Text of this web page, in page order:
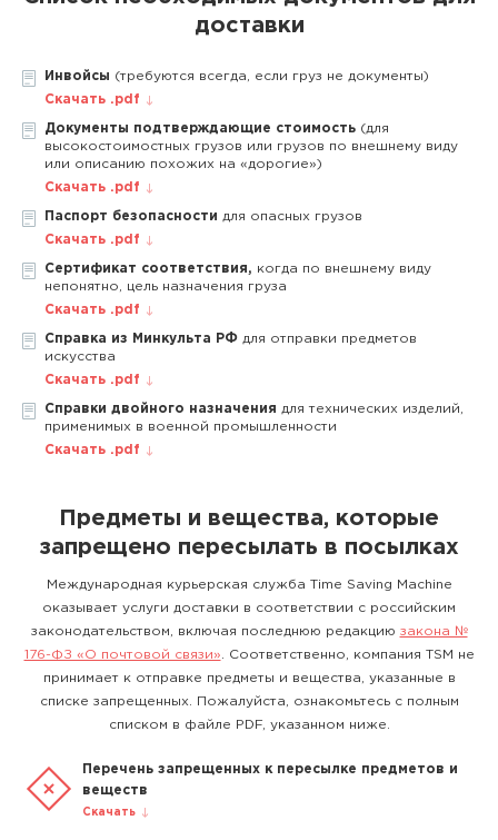
доставки
Инвойсы (требуются всегда, если груз не документы)
Скачать .pdf
Документы подтверждающие стоимость (для
высокостоимостных грузов или грузов по внешнему виду
или описанию похожих на «дорогие»)
Скачать .pdf
Паспорт безопасности для опасных грузов
Скачать .pdf
Сертификат соответствия, когда по внешнему виду
непонятно, цель назначения груза
Скачать .pdf
Справка из Минкульта РФ для отправки предметов
искусства
Скачать .pdf
Справки двойного назначения для технических изделий,
применимых в военной промышленности
Скачать .pdf
Предметы и вещества, которые
запрещено пересылать в посылках
Международная курьерская служба Time Saving Machine
оказывает услуги доставки в соответствии с российским
законодательством, включая последнюю редакцию закона №
176-ФЗ «О почтовой связи» . Соответственно, компания TSM не
принимает к отправке предметы и вещества, указанные в
списке запрещенных. Пожалуйста, ознакомьтесь с полным
списком в файле PDF, указанном ниже.
Перечень запрещенных к пересылке предметов и
веществ
Скачать